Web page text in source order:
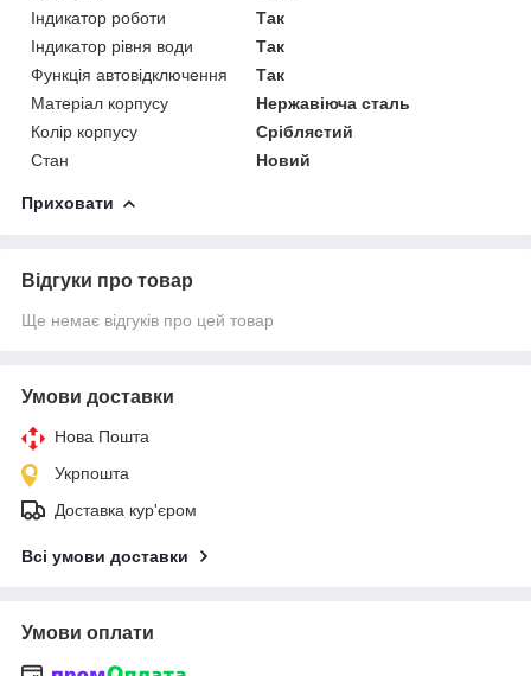
Індикатор роботи
Так
Індикатор рівня води
Так
Функція автовідключення
Так
Матеріал корпусу
Нержавіюча сталь
Колір корпусу
Сріблястий
Стан
Новий
Приховати
Відгуки про товар
Ще немає відгуків про цей товар
Умови доставки
Нова Пошта
Укрпошта
Доставка кур'єром
Всі умови доставки
Умови оплати